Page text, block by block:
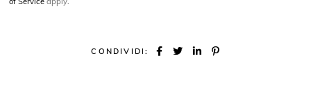
CONDIVIDI: